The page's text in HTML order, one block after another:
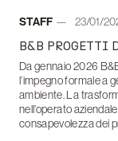
Autore:
STAFF
23/01/
B&B PROGETTI
Da gennaio 2026
l’impegno formale a
ambiente. La
nell’operato
consapevolezza dei